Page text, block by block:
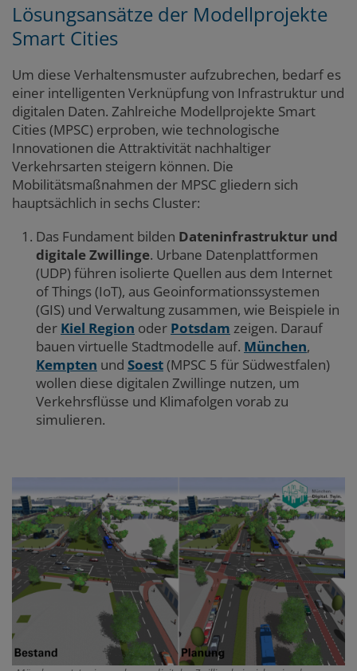
Lösungsansätze der Modellprojekte
Smart Cities
Um diese Verhaltensmuster aufzubrechen, bedarf es
einer intelligenten Verknüpfung von Infrastruktur und
digitalen Daten. Zahlreiche Modellprojekte Smart
Cities (MPSC) erproben, wie technologische
Innovationen die Attraktivität nachhaltiger
Verkehrsarten steigern können. Die
Mobilitätsmaßnahmen der MPSC gliedern sich
hauptsächlich in sechs Cluster:
Das Fundament bilden Dateninfrastruktur und
digitale Zwillinge. Urbane Datenplattformen
(UDP) führen isolierte Quellen aus dem Internet
of Things (IoT), aus Geoinformationssystemen
(GIS) und Verwaltung zusammen, wie Beispiele in
der Kiel Region oder Potsdam zeigen. Darauf
bauen virtuelle Stadtmodelle auf. München,
Kempten und Soest(MPSC 5 für Südwestfalen)
wollen diese digitalen Zwillinge nutzen, um
Verkehrsflüsse und Klimafolgen vorab zu
simulieren.